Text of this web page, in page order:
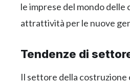
le imprese del mondo
attrattività per le nuove
Tendenze di
Il settore della costruzione